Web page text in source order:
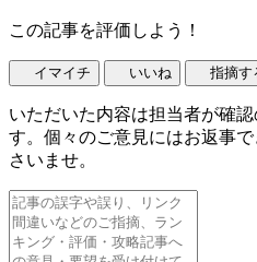
この記事を評価しよう！
イマイチ いいね 指摘す
いただいた内容は担当者が確
す。個々のご意見にはお返事
さいませ。